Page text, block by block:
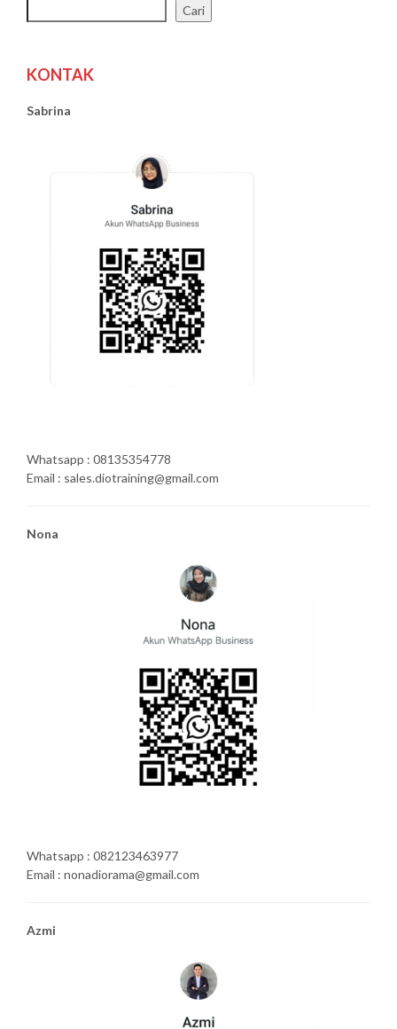
Cari
KONTAK
Sabrina
Whatsapp : 08135354778
Email : sales.diotraining@gmail.com
Nona
Whatsapp : 082123463977
Email : nonadiorama@gmail.com
Azmi